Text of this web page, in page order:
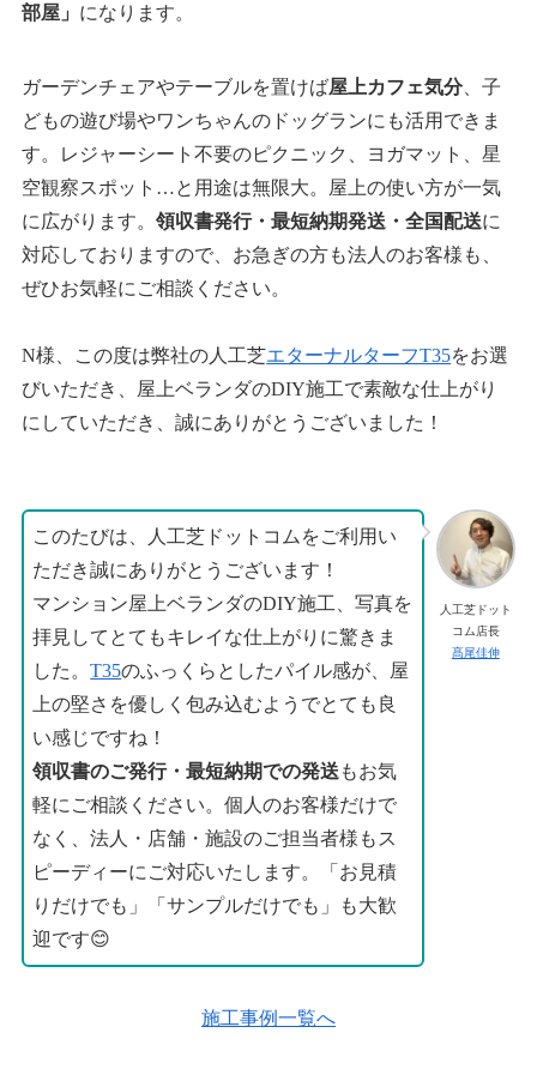
部屋」 になります。
ガーデンチェアやテーブルを置けば屋上カフェ気分、子
どもの遊び場やワンちゃんのドッグランにも活用できま
す。レジャーシート不要のピクニック、ヨガマット、星
空観察スポット…と用途は無限大。屋上の使い方が一気
に広がります。領収書発行・最短納期発送・全国配送に
対応しておりますので、お急ぎの方も法人のお客様も、
ぜひお気軽にご相談ください。
N様、この度は弊社の人工芝エターナルターフT35をお選
びいただき、屋上ベランダのDIY施工で素敵な仕上がり
にしていただき、誠にありがとうございました！
人工芝ドット
コム店長
髙尾佳伸
このたびは、人工芝ドットコムをご利用い
ただき誠にありがとうございます！
マンション屋上ベランダのDIY施工、写真を
拝見してとてもキレイな仕上がりに驚きま
した。T35のふっくらとしたパイル感が、屋
上の堅さを優しく包み込むようでとても良
い感じですね！
領収書のご発行・最短納期での発送 もお気
軽にご相談ください。個人のお客様だけで
なく、法人・店舗・施設のご担当者様もス
ピーディーにご対応いたします。「お見積
りだけでも」「サンプルだけでも」も大歓
迎です😊
施工事例一覧へ